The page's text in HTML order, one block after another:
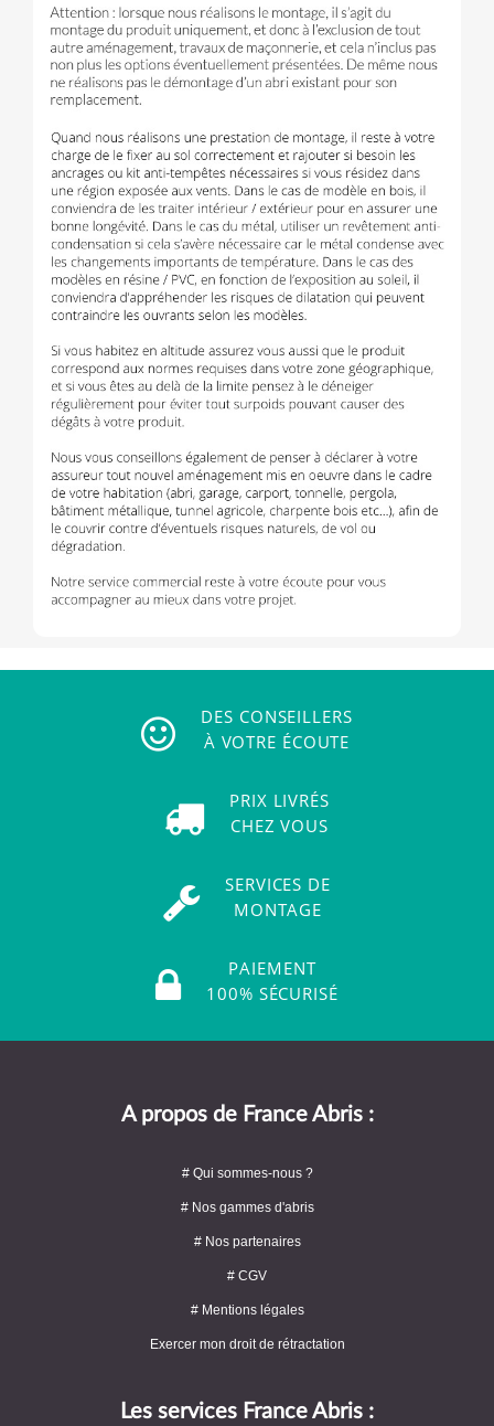
DES CONSEILLERS
À VOTRE ÉCOUTE
PRIX LIVRÉS
CHEZ VOUS
SERVICES DE
MONTAGE
PAIEMENT
100% SÉCURISÉ
A propos de France Abris :
# Qui sommes-nous ?
# Nos gammes d'abris
# Nos partenaires
# CGV
# Mentions légales
Exercer mon droit de rétractation
Les services France Abris :